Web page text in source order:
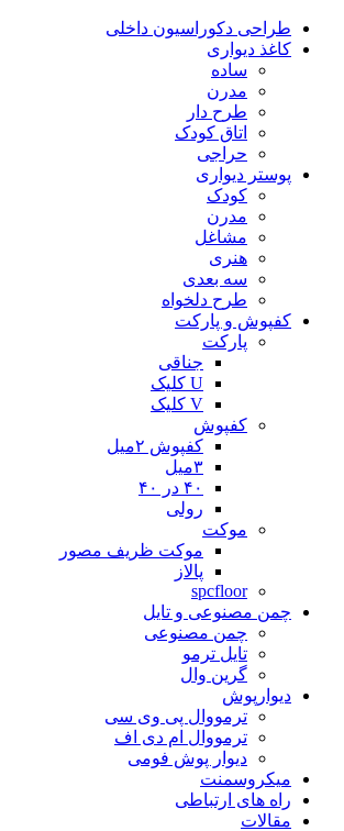
طراحی دکوراسیون داخلی
کاغذ دیواری
ساده
مدرن
طرح دار
اتاق کودک
حراجی
پوستر دیواری
کودک
مدرن
مشاغل
هنری
سه بعدی
طرح دلخواه
کفپوش و پارکت
پارکت
جناقی
U کلیک
V کلیک
کفپوش
کفپوش ۲میل
۳میل
۴۰ در ۴۰
رولی
موکت
موکت ظریف مصور
پالاز
spcfloor
چمن مصنوعی و تایل
چمن مصنوعی
تایل ترمو
گرین وال
دیوارپوش
ترمووال پی وی سی
ترمووال ام دی اف
دیوار پوش فومی
میکروسمنت
راه های ارتباطی
مقالات